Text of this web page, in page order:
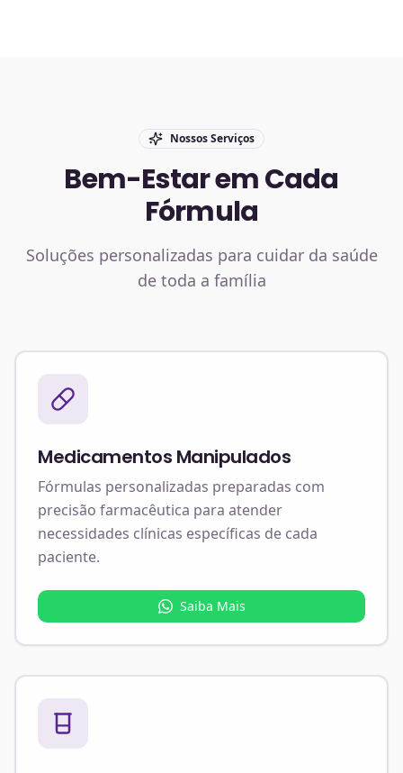
Nossos Serviços
Bem-Estar em Cada
Fórmula
Soluções personalizadas para cuidar da saúde
de toda a família
Medicamentos Manipulados
Fórmulas personalizadas preparadas com
precisão farmacêutica para atender
necessidades clínicas específicas de cada
paciente.
Saiba Mais